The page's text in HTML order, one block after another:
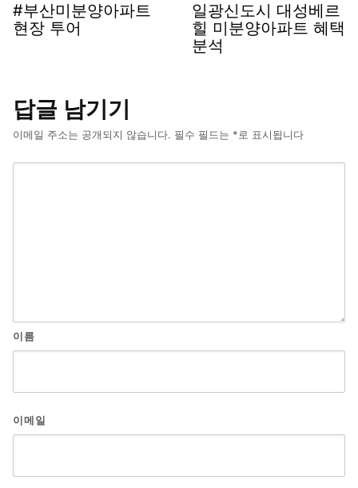
#부산미분양아파트
현장 투어
일광신도시 대성베르
힐 미분양아파트 혜택
분석
답글 남기기
이메일 주소는 공개되지 않습니다. 필수 필드는 *로 표시됩니다
이름
이메일